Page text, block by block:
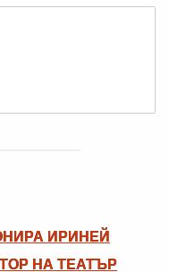
ИРИНЕЙ
НА ТЕАТЪР